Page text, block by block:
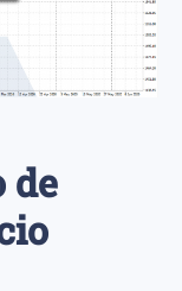
de